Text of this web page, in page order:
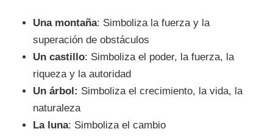
Una montaña: Simboliza la fuerza y la
superación de obstáculos
Un castillo: Simboliza el poder, la fuerza, la
riqueza y la autoridad
Un árbol: Simboliza el crecimiento, la vida, la
naturaleza
La luna: Simboliza el cambio